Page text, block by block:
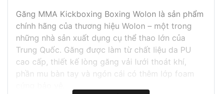
Găng MMA Kickboxing Boxing Wolon là sản phẩm
chính hãng của thương hiệu Wolon – một trong
những nhà sản xuất dụng cụ thể thao lớn của
Trung Quốc. Găng được làm từ chất liệu da PU
cao cấp, thiết kế lòng găng vải lưới thoát khí,
phần mu bàn tay và ngón cái có thêm lớp foam